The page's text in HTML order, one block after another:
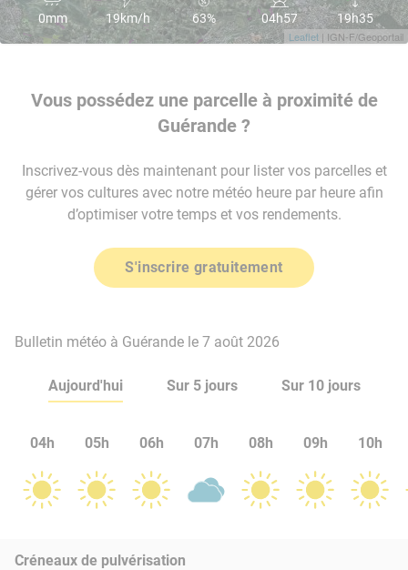
Leaflet | IGN-F/Geoportail
0mm 19km/h 63% 04h57 19h35
Vous possédez une parcelle à proximité de
Guérande ?
Inscrivez-vous dès maintenant pour lister vos parcelles et
gérer vos cultures avec notre météo heure par heure afin
d’optimiser votre temps et vos rendements.
S'inscrire gratuitement
Bulletin météo à Guérande le 7 août 2026
Aujourd'hui Sur 5 jours Sur 10 jours
04h 05h 06h 07h 08h 09h 10h
Créneaux de pulvérisation